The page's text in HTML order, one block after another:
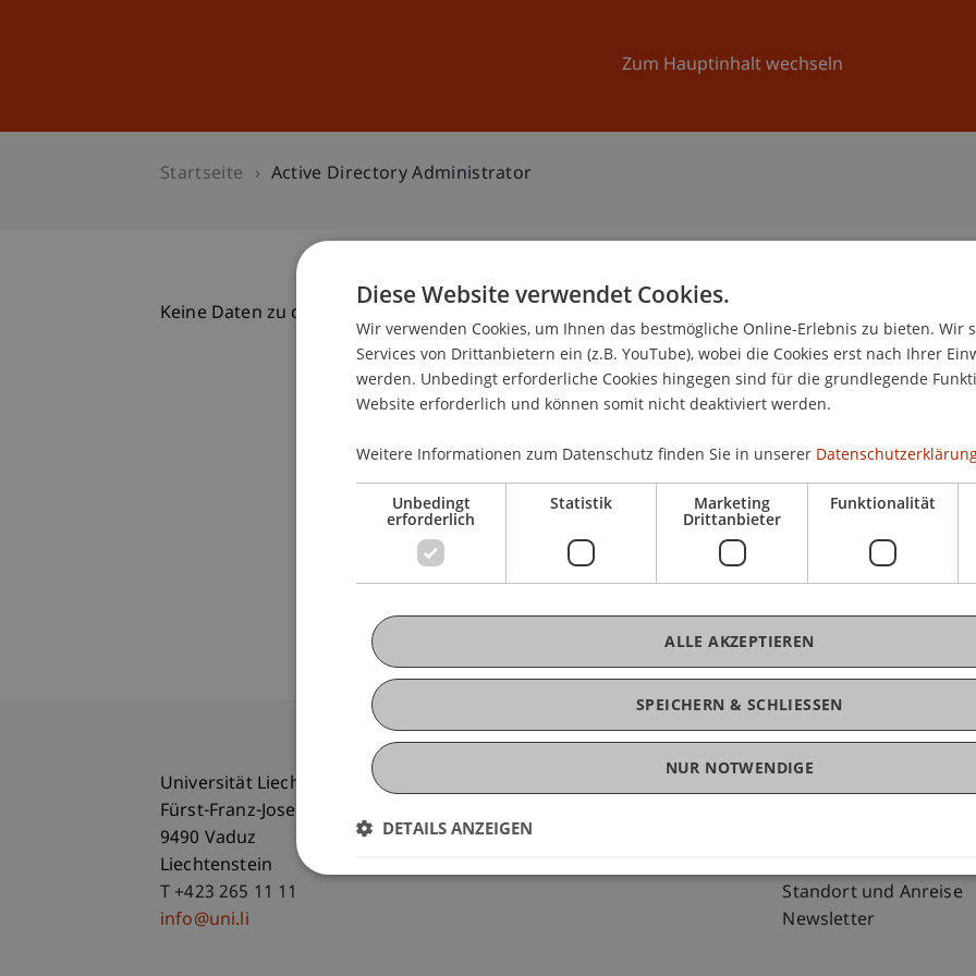
Zum Hauptinhalt wechseln
Universität Aktuelles
Startseite Active Directory Administrator
Keine Daten zu dieser Person gefunden
Universität Liechtenstein
Fürst-Franz-Josef-Strasse
9490 Vaduz
Liechtenstein
T +423 265 11 11
info@uni.li
Fußzeile Rechtliche Hinweise
Disclaimer
Fußzeile
Standort und Anreise
Newsletter
Diese Website verwendet Cookies.
Wir verwenden Cookies, um Ihnen das bestmögliche Online-Erlebnis zu bieten. Wir
Services von Drittanbietern ein (z.B. YouTube), wobei die Cookies erst nach Ihrer
werden. Unbedingt erforderliche Cookies hingegen sind für die grundlegende
Website erforderlich und können somit nicht deaktiviert werden.
Weitere Informationen zum Datenschutz finden Sie in unserer
Unbedingt
erforderlich
Statistik Marketing
Drittanbieter
Funktionalität
SPEICHERN & SCHLIESSEN
ALLE AKZEPTIEREN
NUR NOTWENDIGE
DETAILS ANZEIGEN